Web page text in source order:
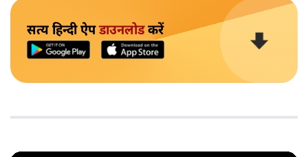
सत्य हिन्दी ऐपडाउनलोडकरें